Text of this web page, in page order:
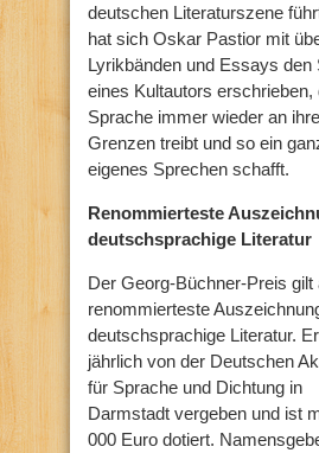
deutschen Literaturszene
hat sich Oskar Pastior mit
Lyrikbänden und Essays den
eines Kultautors erschrieben,
Sprache immer wieder an ihre
Grenzen treibt und so ein
eigenes Sprechen schafft.
Renommierteste
deutschsprachige Literatur
Der Georg-Büchner-Preis gilt
renommierteste
deutschsprachige Literatur.
jährlich von der Deutschen
für Sprache und Dichtung in
Darmstadt vergeben und ist
000 Euro dotiert.